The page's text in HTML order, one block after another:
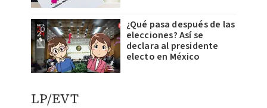
¿Qué pasa después de las
elecciones? Así se
declara al presidente
electo en México
LP/EVT